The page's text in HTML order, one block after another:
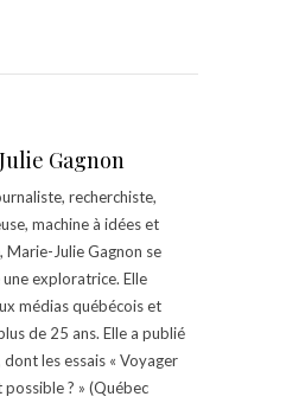
Gagnon
recherchiste,
machine à idées et
Marie-Julie Gagnon se
exploratrice. Elle
médias québécois et
de 25 ans. Elle a publié
les essais « Voyager
? » (Québec